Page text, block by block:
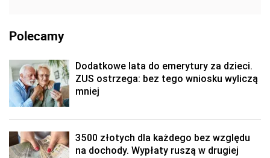
Polecamy
Dodatkowe lata do emerytury za dzieci.
ZUS ostrzega: bez tego wniosku wyliczą
mniej
3500 złotych dla każdego bez względu
na dochody. Wypłaty ruszą w drugiej